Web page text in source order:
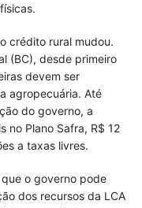
crédito rural mudou.
(BC), desde primeiro
devem ser
agropecuária. Até
do governo, a
no Plano Safra, R$ 12
a taxas livres.
o governo pode
dos recursos da LCA